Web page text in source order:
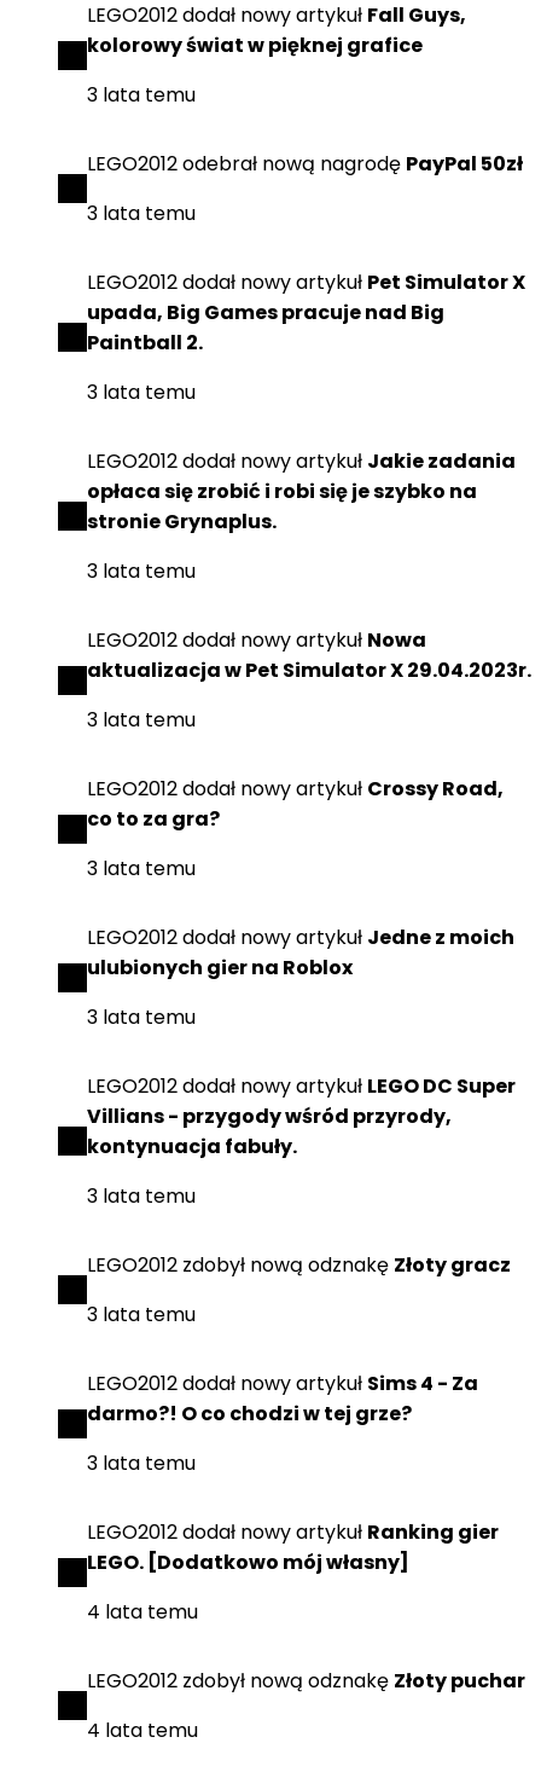
LEGO2012dodał nowy artykuł Fall Guys,
kolorowy świat w pięknej grafice
3 lata temu
LEGO2012odebrał nową nagrodę PayPal 50zł
3 lata temu
LEGO2012dodał nowy artykuł Pet Simulator X
upada, Big Games pracuje nad Big
Paintball 2.
3 lata temu
LEGO2012dodał nowy artykuł Jakie zadania
opłaca się zrobić i robi się je szybko na
stronie Grynaplus.
3 lata temu
LEGO2012dodał nowy artykuł Nowa
aktualizacja w Pet Simulator X 29.04.2023r.
3 lata temu
LEGO2012dodał nowy artykuł Crossy Road,
co to za gra?
3 lata temu
LEGO2012dodał nowy artykuł Jedne z moich
ulubionych gier na Roblox
3 lata temu
LEGO2012dodał nowy artykuł LEGO DC Super
Villians - przygody wśród przyrody,
kontynuacja fabuły.
3 lata temu
LEGO2012 zdobył nową odznakę Złoty gracz
3 lata temu
LEGO2012dodał nowy artykuł Sims 4 - Za
darmo?! O co chodzi w tej grze?
3 lata temu
LEGO2012dodał nowy artykuł Ranking gier
LEGO. [Dodatkowo mój własny]
4 lata temu
LEGO2012 zdobył nową odznakę Złoty puchar
4 lata temu